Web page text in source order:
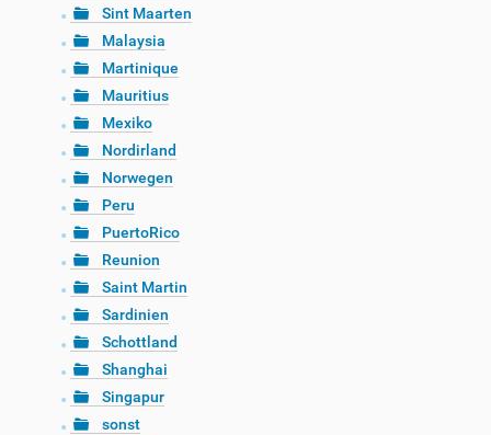
Sint Maarten
Malaysia
Martinique
Mauritius
Mexiko
Nordirland
Norwegen
Peru
PuertoRico
Reunion
Saint Martin
Sardinien
Schottland
Shanghai
Singapur
sonst